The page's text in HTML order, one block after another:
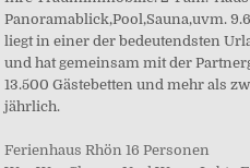
Ferienhaus Rhön 16 Personen